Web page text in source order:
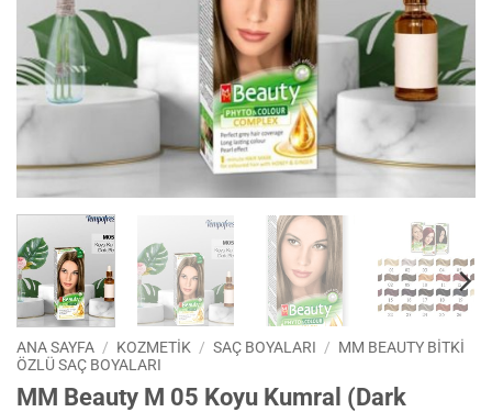
ANA SAYFA / KOZMETİK / SAÇ BOYALARI / MM BEAUTY BİTKİ
ÖZLÜ SAÇ BOYALARI
MM Beauty M 05 Koyu Kumral (Dark